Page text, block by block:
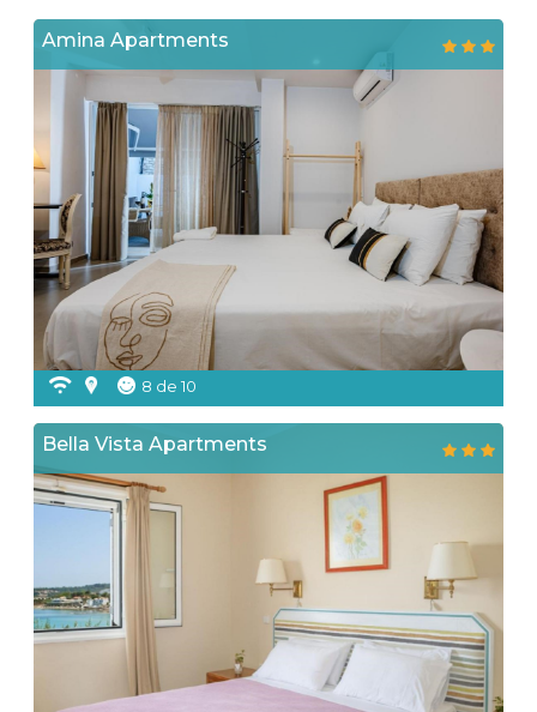
Amina Apartments
8 de 10
Bella Vista Apartments